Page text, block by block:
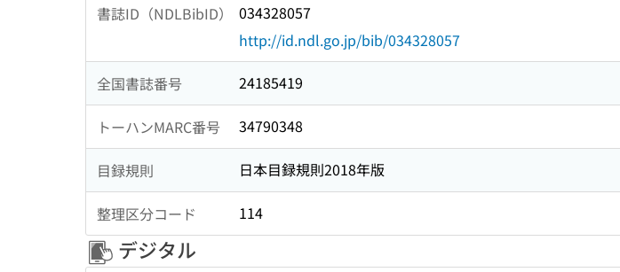
書誌ID（NDLBibID）
034328057
http://id.ndl.go.jp/bib/034328057
全国書誌番号 24185419
トーハンMARC番号 34790348
目録規則 日本目録規則2018年版
整理区分コード 114
デジタル